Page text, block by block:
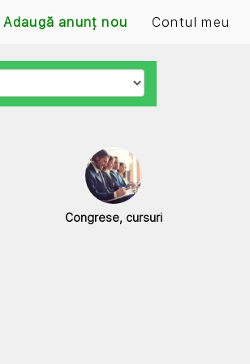
Adaugă anunț nou Contul meu
Congrese, cursuri